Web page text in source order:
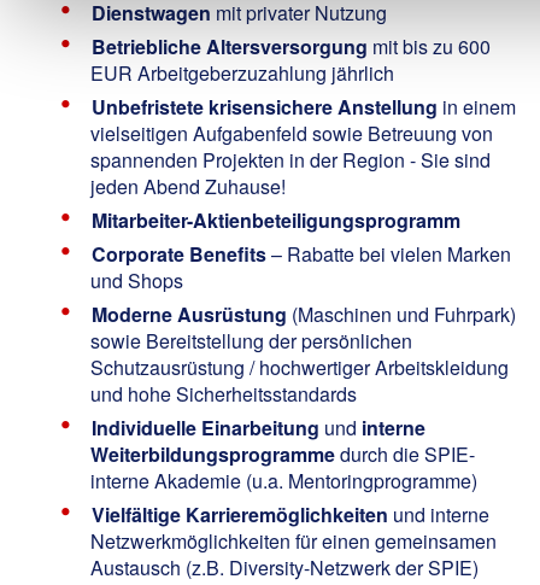
Dienstwagen mit privater Nutzung
Betriebliche Altersversorgung mit bis zu 600
EUR Arbeitgeberzuzahlung jährlich
Unbefristete krisensichere Anstellung in einem
vielseitigen Aufgabenfeld sowie Betreuung von
spannenden Projekten in der Region - Sie sind
jeden Abend Zuhause!
Mitarbeiter-Aktienbeteiligungsprogramm
Corporate Benefits– Rabatte bei vielen Marken
und Shops
Moderne Ausrüstung (Maschinen und Fuhrpark)
sowie Bereitstellung der persönlichen
Schutzausrüstung / hochwertiger Arbeitskleidung
und hohe Sicherheitsstandards
Individuelle Einarbeitung und interne
Weiterbildungsprogrammedurch die SPIE-
interne Akademie (u.a. Mentoringprogramme)
Vielfältige Karrieremöglichkeiten und interne
Netzwerkmöglichkeiten für einen gemeinsamen
Austausch (z.B. Diversity-Netzwerk der SPIE)